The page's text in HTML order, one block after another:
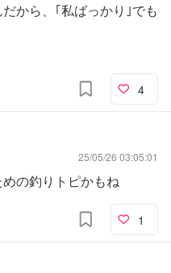
から、｢私ばっかり｣でも
4
25/05/26 03:05:01
の釣りトピかもね
1